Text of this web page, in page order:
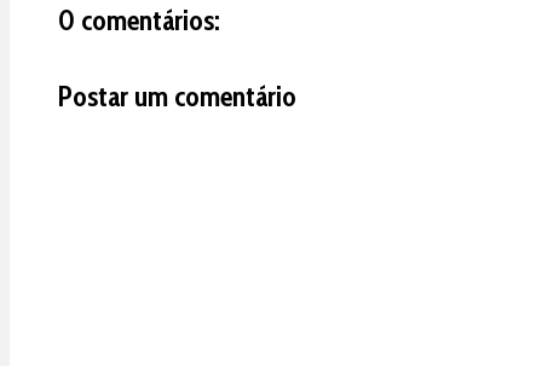
0 comentários:
Postar um comentário